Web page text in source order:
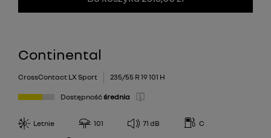
Continental
CrossContact LX Sport 235/55 R 19 101 H
Dostępność średnia
Letnie 101 71 dB C